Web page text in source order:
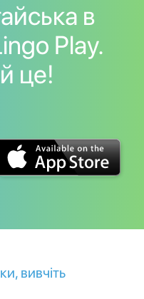
в
Play.
це!
вивчіть